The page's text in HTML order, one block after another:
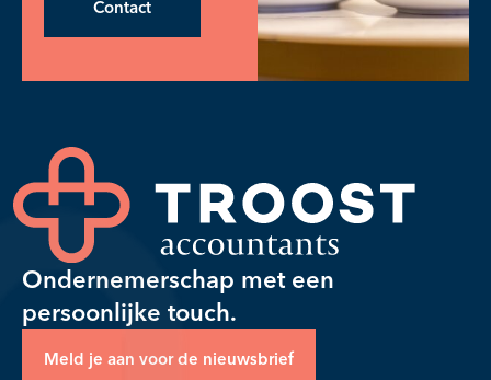
Contact
Ondernemerschap met een
persoonlijke touch.
Meld je aan voor de nieuwsbrief